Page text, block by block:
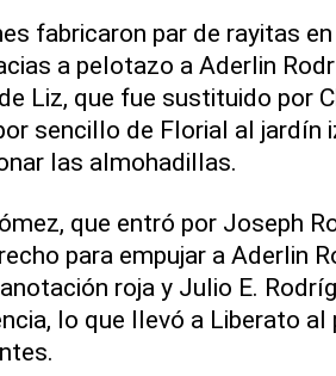
fabricaron par de rayitas
a pelotazo a Aderlin
Liz, que fue sustituido por
sencillo de Florial al jardín
las almohadillas.
que entró por Joseph
para empujar a Aderlin
roja y Julio E.
lo que llevó a Liberato